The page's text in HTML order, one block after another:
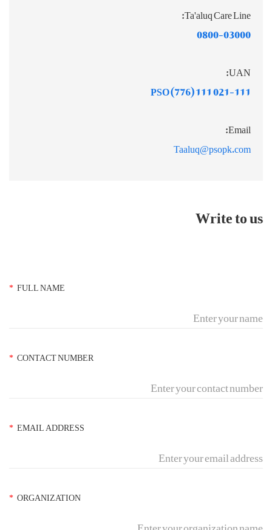
Ta'aluq Care Line:
0800-03000
UAN:
021-111 111 PSO (776)
Email:
Taaluq@psopk.com
Write to us
FULL NAME
*
CONTACT NUMBER
*
EMAIL ADDRESS
*
ORGANIZATION
*